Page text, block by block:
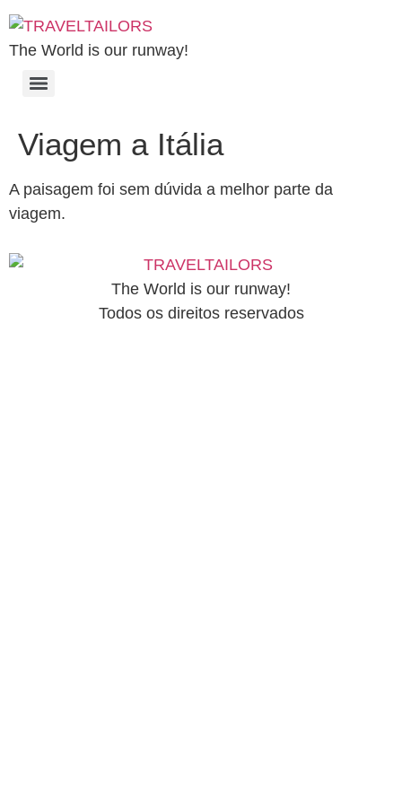
The World is our runway!
Viagem a Itália
A paisagem foi sem dúvida a melhor parte da
viagem.
The World is our runway!
Todos os direitos reservados